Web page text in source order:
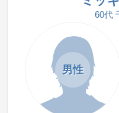
60代
男性